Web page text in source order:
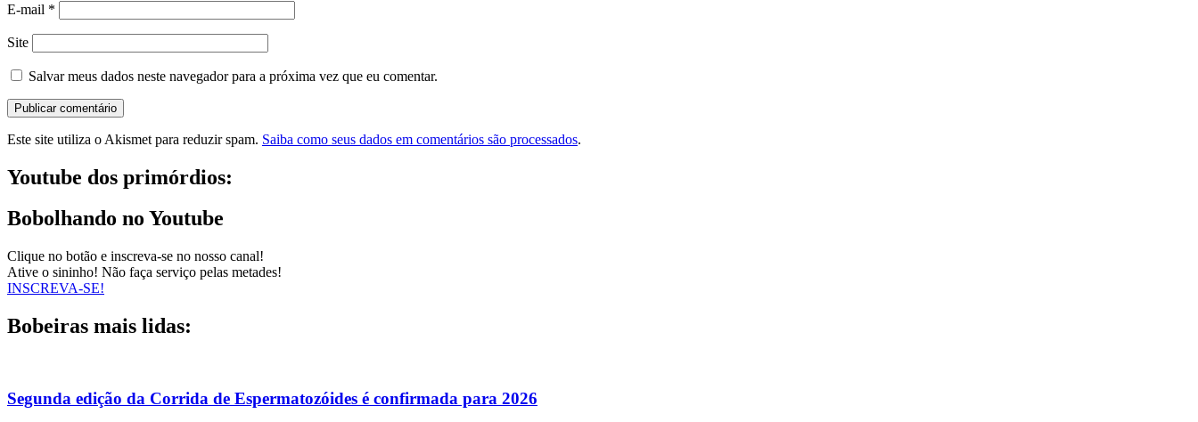
E-mail *
Site
Salvar meus dados neste navegador para a próxima vez que eu comentar.
Este site utiliza o Akismet para reduzir spam. Saiba como seus dados em comentários são processados.
Youtube dos primórdios:
Bobolhando no Youtube
Clique no botão e inscreva-se no nosso canal!
Ative o sininho! Não faça serviço pelas metades!
INSCREVA-SE!
Bobeiras mais lidas:
Segunda edição da Corrida de Espermatozóides é confirmada para 2026